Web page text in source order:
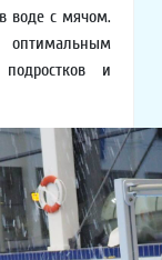
воде с мячом.
и